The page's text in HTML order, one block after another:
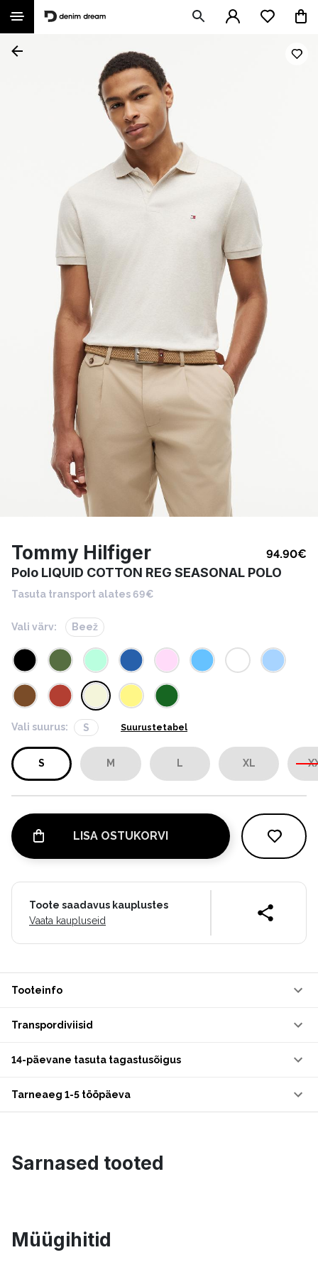
Tommy Hilfiger 94.90€
Polo LIQUID COTTON REG SEASONAL POLO
Tasuta transport alates 69€
Vali värv: Beež
Vali suurus: S Suurustetabel
S M L XL
LISA OSTUKORVI
Toote saadavus kauplustes
Vaata kaupluseid
Tooteinfo
Transpordiviisid
14-päevane tasuta tagastusõigus
Tarneaeg 1-5 tööpäeva
Sarnased tooted
Müügihitid